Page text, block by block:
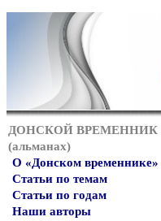
ДОНСКОЙ ВРЕМЕННИК
(альманах)
О «Донском временнике»
Статьи по темам
Статьи по годам
Наши авторы